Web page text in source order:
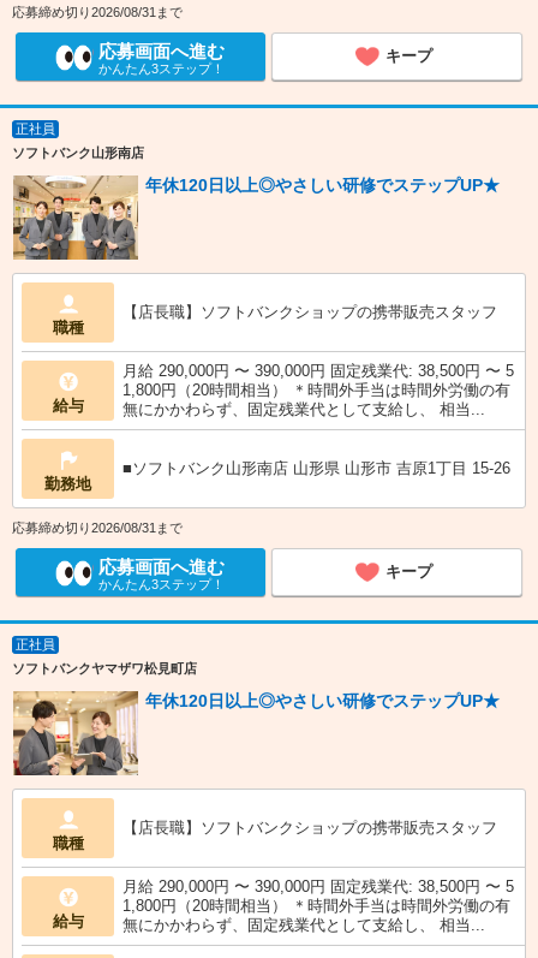
応募締め切り2026/08/31まで
応募画面へ進む
かんたん3ステップ！
キープ
正社員
ソフトバンク山形南店
年休120日以上◎やさしい研修でステップUP★
職種
【店長職】ソフトバンクショップの携帯販売スタッフ
給与
月給 290,000円 〜 390,000円 固定残業代: 38,500円 〜 5
1,800円（20時間相当） ＊時間外手当は時間外労働の有
無にかかわらず、固定残業代として支給し、 相当...
勤務地
■ソフトバンク山形南店 山形県 山形市 吉原1丁目 15‐26
応募締め切り2026/08/31まで
応募画面へ進む
かんたん3ステップ！
キープ
正社員
ソフトバンクヤマザワ松見町店
年休120日以上◎やさしい研修でステップUP★
職種
【店長職】ソフトバンクショップの携帯販売スタッフ
給与
月給 290,000円 〜 390,000円 固定残業代: 38,500円 〜 5
1,800円（20時間相当） ＊時間外手当は時間外労働の有
無にかかわらず、固定残業代として支給し、 相当...